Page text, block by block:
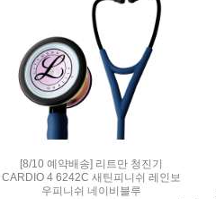
[8/10 예약배송] 리트만 청진기
CARDIO 4 6242C 새틴피니쉬 레인보
우피니쉬 네이비블루